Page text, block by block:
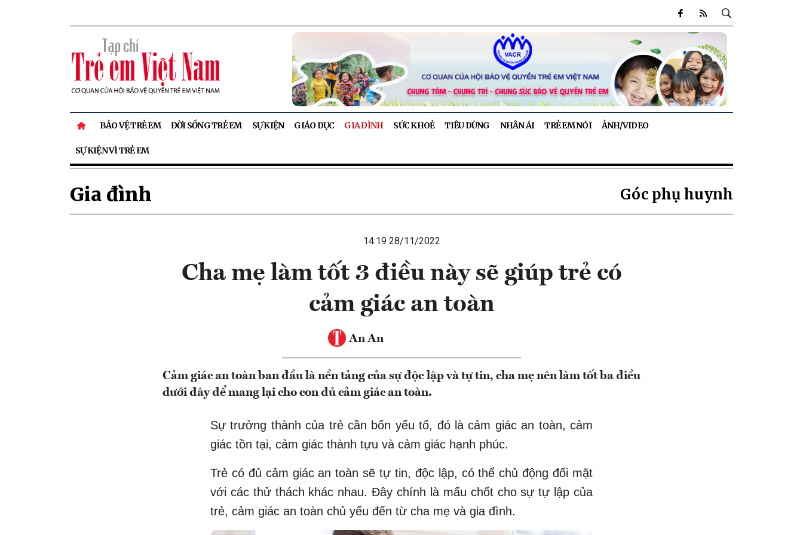
BẢO VỆ TRẺ EM ĐỜI SỐNG TRẺ EM SỰ KIỆN GIÁO DỤC GIA ĐÌNH SỨC KHOẺ TIÊU DÙNG NHÂN ÁI TRẺ EM NÓI ẢNH/VIDEO
SỰ KIỆN VÌ TRẺ EM
Gia đình Góc phụ huynh
14:19 28/11/2022
Cha mẹ làm tốt 3 điều này sẽ giúp trẻ có
cảm giác an toàn
An An
Cảm giác an toàn ban đầu là nền tảng của sự độc lập và tự tin, cha mẹ nên làm tốt ba điều
dưới đây để mang lại cho con đủ cảm giác an toàn.
Sự trưởng thành của trẻ cần bốn yếu tố, đó là cảm giác an toàn, cảm
giác tồn tại, cảm giác thành tựu và cảm giác hạnh phúc.
Trẻ có đủ cảm giác an toàn sẽ tự tin, độc lập, có thể chủ động đối mặt
với các thử thách khác nhau. Đây chính là mấu chốt cho sự tự lập của
trẻ, cảm giác an toàn chủ yếu đến từ cha mẹ và gia đình.